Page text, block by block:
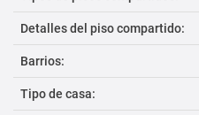
Detalles del piso compartido:
Barrios:
Tipo de casa: